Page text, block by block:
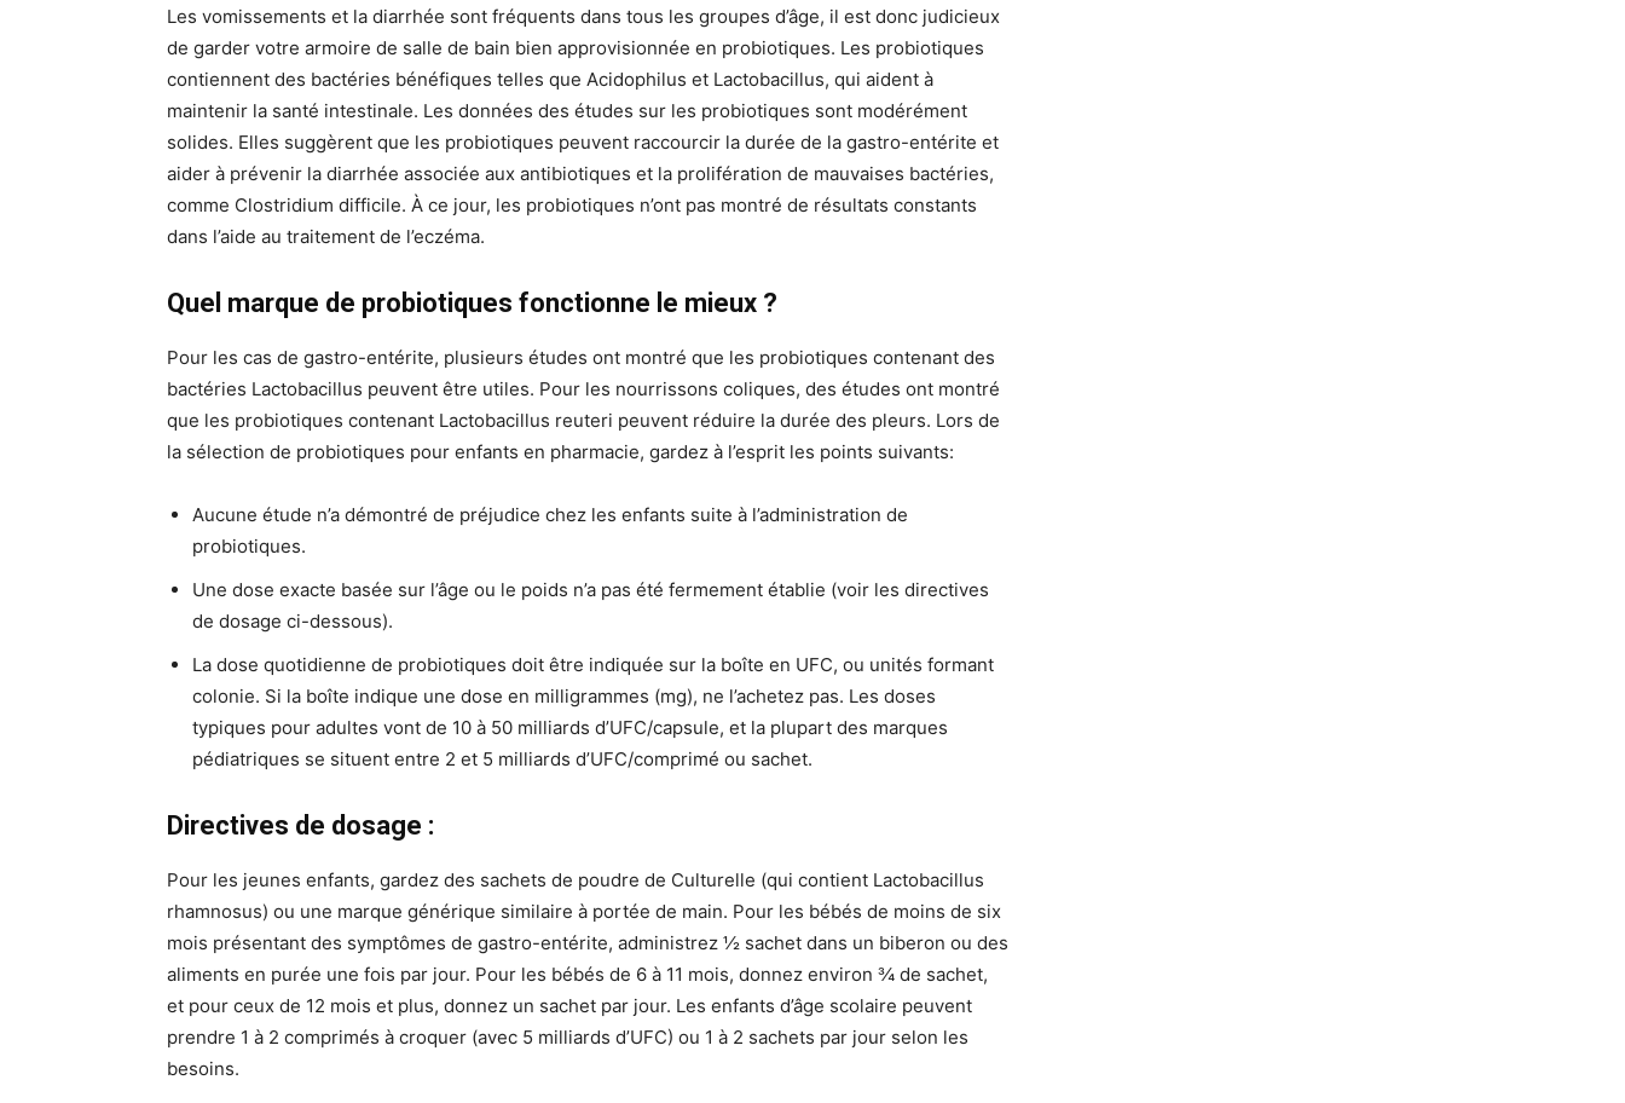
Les vomissements et la diarrhée sont fréquents dans tous les groupes d’âge, il est donc judicieux
de garder votre armoire de salle de bain bien approvisionnée en probiotiques. Les probiotiques
contiennent des bactéries bénéfiques telles que Acidophilus et Lactobacillus, qui aident à
maintenir la santé intestinale. Les données des études sur les probiotiques sont modérément
solides. Elles suggèrent que les probiotiques peuvent raccourcir la durée de la gastro-entérite et
aider à prévenir la diarrhée associée aux antibiotiques et la prolifération de mauvaises bactéries,
comme Clostridium difficile. À ce jour, les probiotiques n’ont pas montré de résultats constants
dans l’aide au traitement de l’eczéma.
Quel marque de probiotiques fonctionne le mieux ?
Pour les cas de gastro-entérite, plusieurs études ont montré que les probiotiques contenant des
bactéries Lactobacillus peuvent être utiles. Pour les nourrissons coliques, des études ont montré
que les probiotiques contenant Lactobacillus reuteri peuvent réduire la durée des pleurs. Lors de
la sélection de probiotiques pour enfants en pharmacie, gardez à l’esprit les points suivants:
Aucune étude n’a démontré de préjudice chez les enfants suite à l’administration de
probiotiques.
Une dose exacte basée sur l’âge ou le poids n’a pas été fermement établie (voir les directives
de dosage ci-dessous).
La dose quotidienne de probiotiques doit être indiquée sur la boîte en UFC, ou unités formant
colonie. Si la boîte indique une dose en milligrammes (mg), ne l’achetez pas. Les doses
typiques pour adultes vont de 10 à 50 milliards d’UFC/capsule, et la plupart des marques
pédiatriques se situent entre 2 et 5 milliards d’UFC/comprimé ou sachet.
Directives de dosage :
Pour les jeunes enfants, gardez des sachets de poudre de Culturelle (qui contient Lactobacillus
rhamnosus) ou une marque générique similaire à portée de main. Pour les bébés de moins de six
mois présentant des symptômes de gastro-entérite, administrez ½ sachet dans un biberon ou des
aliments en purée une fois par jour. Pour les bébés de 6 à 11 mois, donnez environ ¾ de sachet,
et pour ceux de 12 mois et plus, donnez un sachet par jour. Les enfants d’âge scolaire peuvent
prendre 1 à 2 comprimés à croquer (avec 5 milliards d’UFC) ou 1 à 2 sachets par jour selon les
besoins.